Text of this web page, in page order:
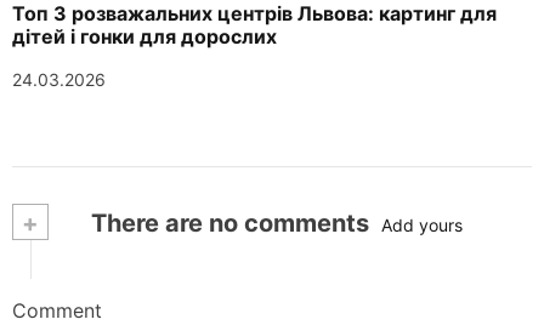
Топ 3 розважальних центрів Львова: картинг для
дітей і гонки для дорослих
24.03.2026
+ There are no comments Add yours
Comment